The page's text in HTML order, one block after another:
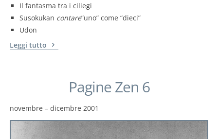
Il fantasma tra i ciliegi
Susokukan contare”uno” come “dieci”
Udon
Leggi tutto
Pagine Zen 6
novembre – dicembre 2001